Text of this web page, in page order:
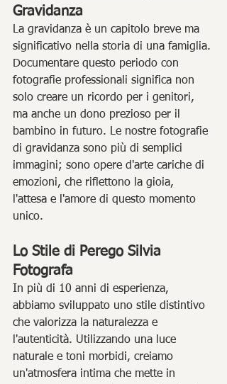
Gravidanza
La gravidanza è un capitolo breve ma
significativo nella storia di una famiglia.
Documentare questo periodo con
fotografie professionali significa non
solo creare un ricordo per i genitori,
ma anche un dono prezioso per il
bambino in futuro. Le nostre fotografie
di gravidanza sono più di semplici
immagini; sono opere d'arte cariche di
emozioni, che riflettono la gioia,
l'attesa e l'amore di questo momento
unico.
Lo Stile di Perego Silvia
Fotografa
In più di 10 anni di esperienza,
abbiamo sviluppato uno stile distintivo
che valorizza la naturalezza e
l'autenticità. Utilizzando una luce
naturale e toni morbidi, creiamo
un'atmosfera intima che mette in